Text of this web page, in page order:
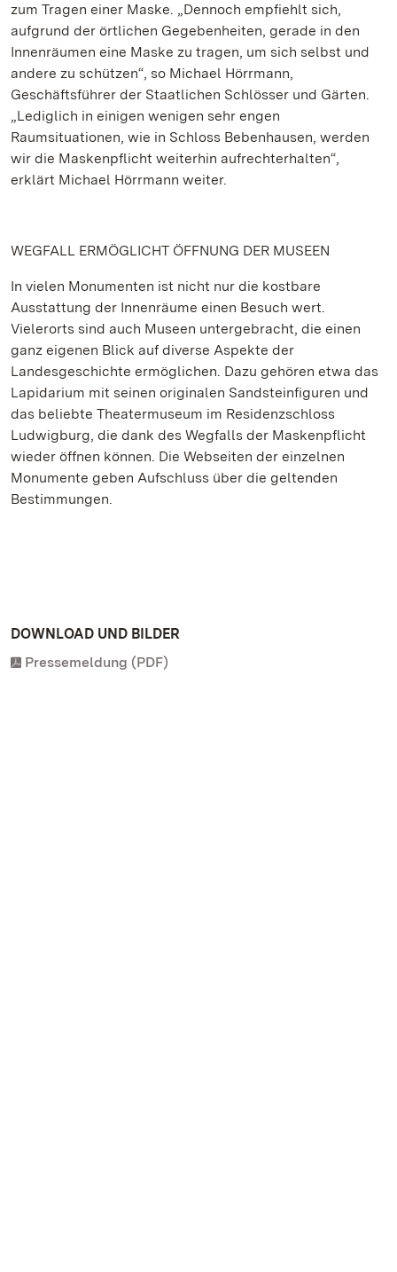
zum Tragen einer Maske. „Dennoch empfiehlt sich,
aufgrund der örtlichen Gegebenheiten, gerade in den
Innenräumen eine Maske zu tragen, um sich selbst und
andere zu schützen“, so Michael Hörrmann,
Geschäftsführer der Staatlichen Schlösser und Gärten.
„Lediglich in einigen wenigen sehr engen
Raumsituationen, wie in Schloss Bebenhausen, werden
wir die Maskenpflicht weiterhin aufrechterhalten“,
erklärt Michael Hörrmann weiter.
WEGFALL ERMÖGLICHT ÖFFNUNG DER MUSEEN
In vielen Monumenten ist nicht nur die kostbare
Ausstattung der Innenräume einen Besuch wert.
Vielerorts sind auch Museen untergebracht, die einen
ganz eigenen Blick auf diverse Aspekte der
Landesgeschichte ermöglichen. Dazu gehören etwa das
Lapidarium mit seinen originalen Sandsteinfiguren und
das beliebte Theatermuseum im Residenzschloss
Ludwigburg, die dank des Wegfalls der Maskenpflicht
wieder öffnen können. Die Webseiten der einzelnen
Monumente geben Aufschluss über die geltenden
Bestimmungen.
DOWNLOAD UND BILDER
Pressemeldung (PDF)